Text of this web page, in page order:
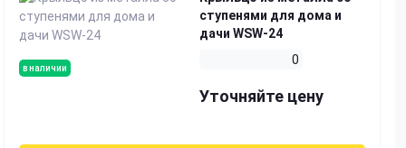
в наличии
ступенями для дома и
дачи WSW-24
0
Уточняйте цену